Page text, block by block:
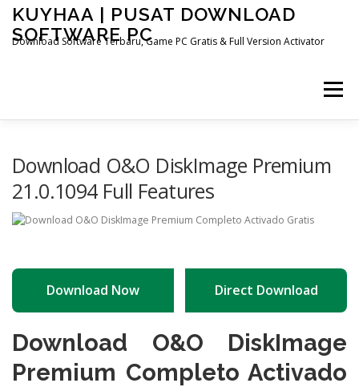
Skip
content
KUYHAA | PUSAT DOWNLOAD
SOFTWARE PC
Download Software Terbaru, Game PC Gratis & Full Version Activator
Menu
Download O&O DiskImage Premium
21.0.1094 Full Features
Download Now Direct Download
Download O&O DiskImage
Premium Completo Activado